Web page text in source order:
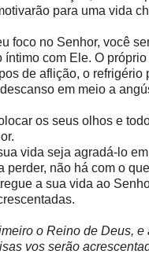
para uma vida
foco no Senhor, você
íntimo com Ele. O
de aflição, o refrigério
em meio a
os seus olhos e
vida seja agradá-lo
perder, não há com o
a sua vida ao
o Reino de Deus, e
vos serão